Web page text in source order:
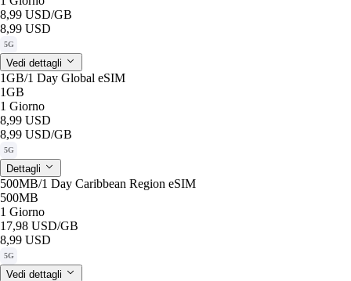
8,99 USD/GB
8,99 USD
5G
Vedi dettagli
1GB/1 Day Global eSIM
1GB
1 Giorno
8,99 USD
8,99 USD/GB
5G
Dettagli
500MB/1 Day Caribbean Region eSIM
500MB
1 Giorno
17,98 USD/GB
8,99 USD
5G
Vedi dettagli